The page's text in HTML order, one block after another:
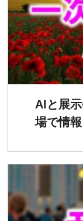
AIと展
場で情